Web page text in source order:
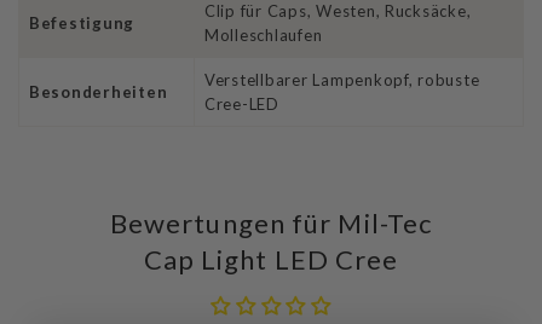
Befestigung
Clip für Caps, Westen, Rucksäcke,
Molleschlaufen
Besonderheiten
Verstellbarer Lampenkopf, robuste
Cree-LED
Bewertungen für Mil-Tec
Cap Light LED Cree